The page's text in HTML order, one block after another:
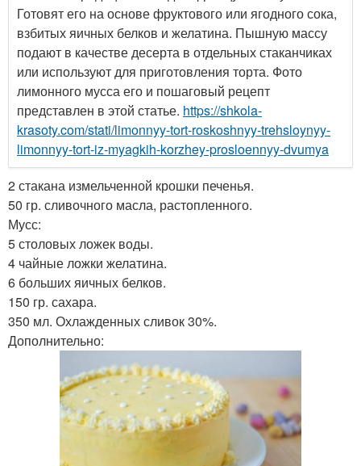
Готовят его на основе фруктового или ягодного сока,
взбитых яичных белков и желатина. Пышную массу
подают в качестве десерта в отдельных стаканчиках
или используют для приготовления торта. Фото
лимонного мусса его и пошаговый рецепт
представлен в этой статье. https://shkola-
krasoty.com/stati/limonnyy-tort-roskoshnyy-trehsloynyy-
limonnyy-tort-iz-myagkih-korzhey-prosloennyy-dvumya
2 стакана измельченной крошки печенья.
50 гр. сливочного масла, растопленного.
Мусс:
5 столовых ложек воды.
4 чайные ложки желатина.
6 больших яичных белков.
150 гр. сахара.
350 мл. Охлажденных сливок 30%.
Дополнительно: